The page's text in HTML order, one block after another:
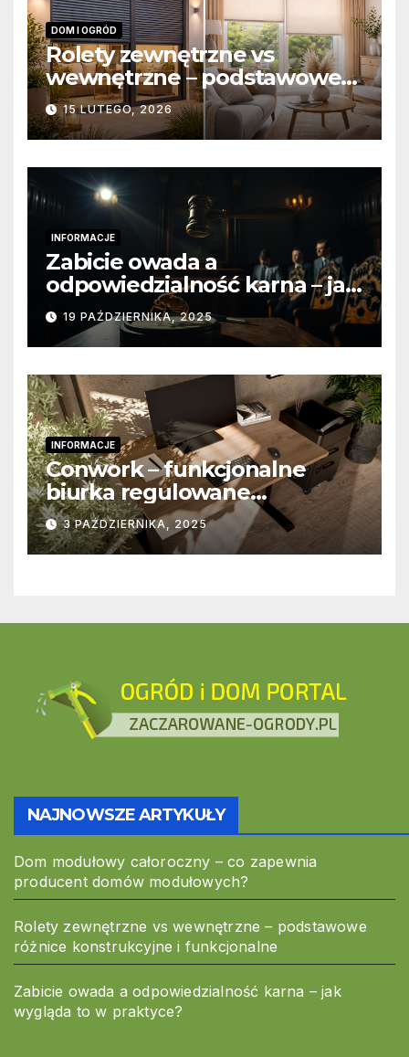
DOM I OGRÓD
Rolety zewnętrzne vs
wewnętrzne – podstawowe
różnice konstrukcyjne i
funkcjonalne
15 LUTEGO, 2026
INFORMACJE
Zabicie owada a
odpowiedzialność karna – jak
wygląda to w praktyce?
19 PAŹDZIERNIKA, 2025
INFORMACJE
Conwork – funkcjonalne
biurka regulowane
stworzone z myślą o
nowoczesnych
przestrzeniach pracy
3 PAŹDZIERNIKA, 2025
NAJNOWSZE ARTYKUŁY
Dom modułowy całoroczny – co zapewnia
producent domów modułowych?
Rolety zewnętrzne vs wewnętrzne – podstawowe
różnice konstrukcyjne i funkcjonalne
Zabicie owada a odpowiedzialność karna – jak
wygląda to w praktyce?